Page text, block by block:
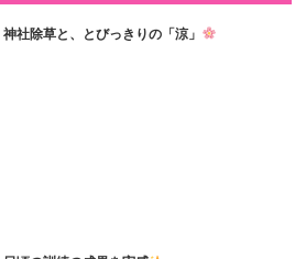
神社除草と、とびっきりの「涼」